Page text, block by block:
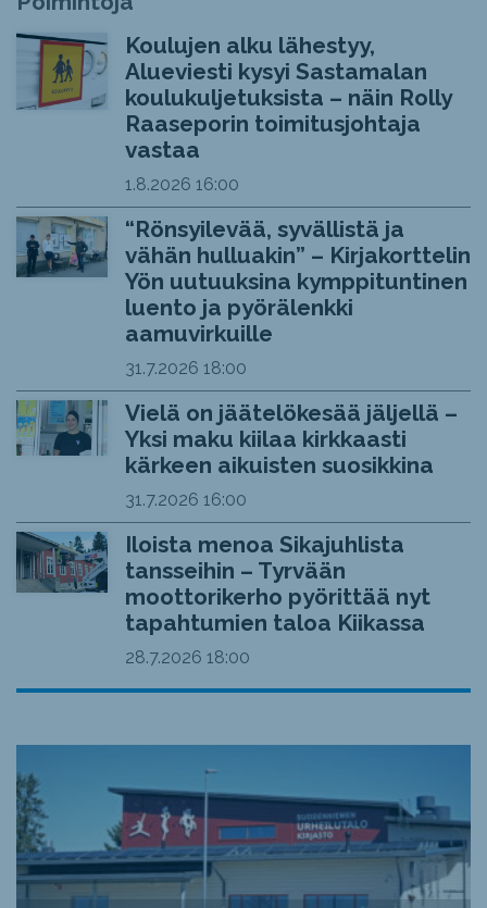
Koulujen alku lähestyy,
Alueviesti kysyi Sastamalan
koulukuljetuksista – näin Rolly
Raaseporin toimitusjohtaja
vastaa
1.8.2026 16:00
“Rönsyilevää, syvällistä ja
vähän hulluakin” – Kirjakorttelin
Yön uutuuksina kymppituntinen
luento ja pyörälenkki
aamuvirkuille
31.7.2026 18:00
Vielä on jäätelökesää jäljellä –
Yksi maku kiilaa kirkkaasti
kärkeen aikuisten suosikkina
31.7.2026 16:00
Iloista menoa Sikajuhlista
tansseihin – Tyrvään
moottorikerho pyörittää nyt
tapahtumien taloa Kiikassa
28.7.2026 18:00